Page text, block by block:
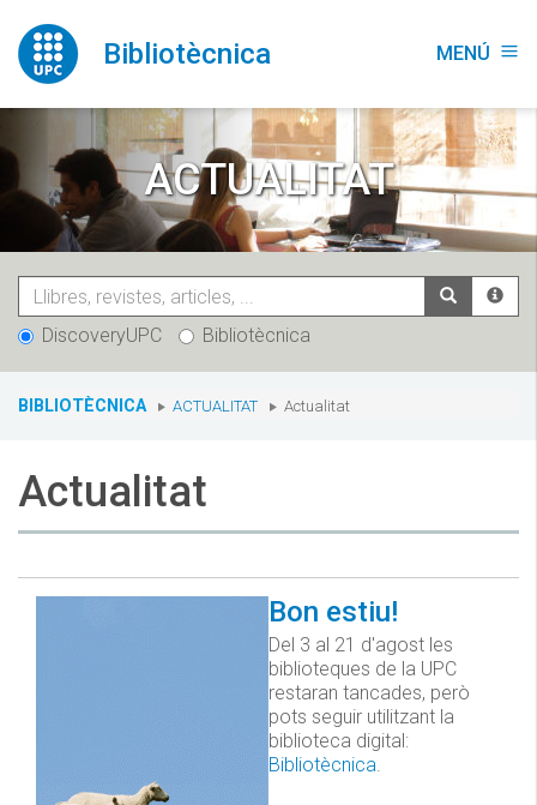
contingut
Bibliotècnica MENÚ menu
ACTUALITAT
DiscoveryUPC Bibliotècnica
You
BIBLIOTÈCNICA ACTUALITAT Actualitat
Actualitat
Bon estiu!
Del 3 al 21 d'agost les
biblioteques de la UPC
restaran tancades, però
pots seguir utilitzant la
biblioteca digital:
Bibliotècnica